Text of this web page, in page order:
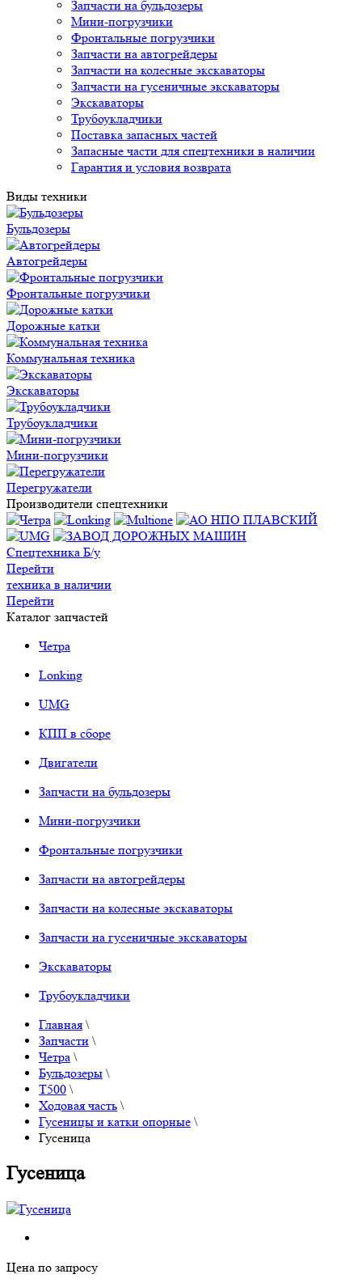
Запчасти на бульдозеры
Мини-погрузчики
Фронтальные погрузчики
Запчасти на автогрейдеры
Запчасти на колесные экскаваторы
Запчасти на гусеничные экскаваторы
Экскаваторы
Трубоукладчики
Поставка запасных частей
Запасные части для спецтехники в наличии
Гарантия и условия возврата
Виды техники
Бульдозеры
Автогрейдеры
Фронтальные погрузчики
Дорожные катки
Коммунальная техника
Экскаваторы
Трубоукладчики
Мини-погрузчики
Перегружатели
Производители спецтехники
Спецтехника Б/у
Перейти
техника в наличии
Перейти
Каталог запчастей
Четра
Lonking
UMG
КПП в сборе
Двигатели
Запчасти на бульдозеры
Мини-погрузчики
Фронтальные погрузчики
Запчасти на автогрейдеры
Запчасти на колесные экскаваторы
Запчасти на гусеничные экскаваторы
Экскаваторы
Трубоукладчики
Главная \
Запчасти \
Четра \
Бульдозеры \
Т500 \
Ходовая часть \
Гусеницы и катки опорные \
Гусеница
Гусеница
Цена по запросу